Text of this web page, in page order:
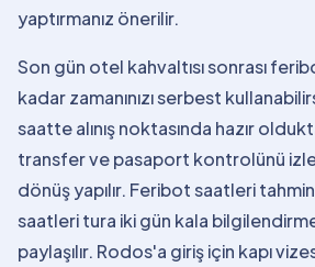
yaptırmanız önerilir.
Son gün otel kahvaltısı sonrası
kadar zamanınızı serbest
saatte alınış noktasında hazır
transfer ve pasaport kontrolünü
dönüş yapılır. Feribot saatleri
saatleri tura iki gün kala
paylaşılır. Rodos'a giriş için kapı